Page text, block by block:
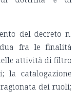
del decreto n.
fra le finalità
attività di filtro
la catalogazione
dei ruoli;